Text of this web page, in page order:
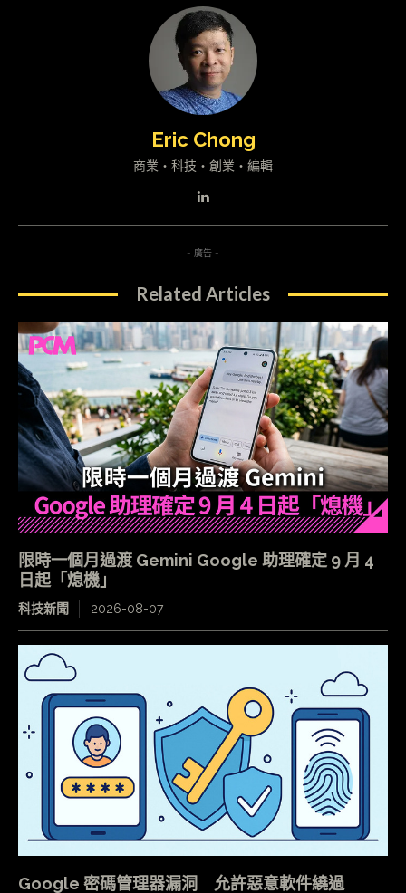
Eric Chong
商業・科技・創業・編輯
- 廣告 -
Related Articles
限時一個月過渡 Gemini Google 助理確定 9 月 4
日起「熄機」
科技新聞 2026-08-07
Google 密碼管理器漏洞 允許惡意軟件繞過